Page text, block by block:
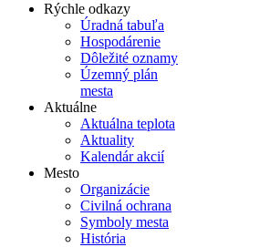
Rýchle odkazy
Úradná tabuľa
Hospodárenie
Dôležité oznamy
Územný plán
mesta
Aktuálne
Aktuálna teplota
Aktuality
Kalendár akcií
Mesto
Organizácie
Civilná ochrana
Symboly mesta
História